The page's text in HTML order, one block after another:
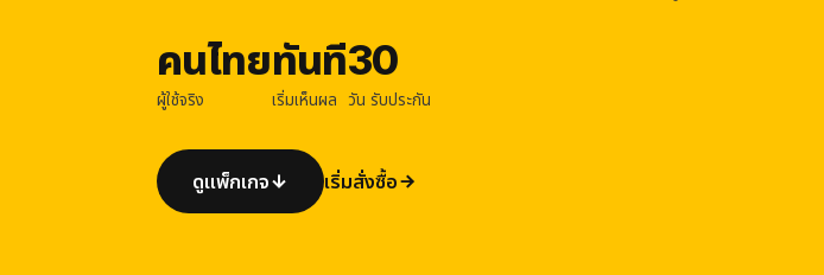
คนไทย
ผู้ใช้จริง
ทันที
เริ่มเห็นผล
30
วัน รับประกัน
ดูแพ็กเกจ เริ่มสั่งซื้อ